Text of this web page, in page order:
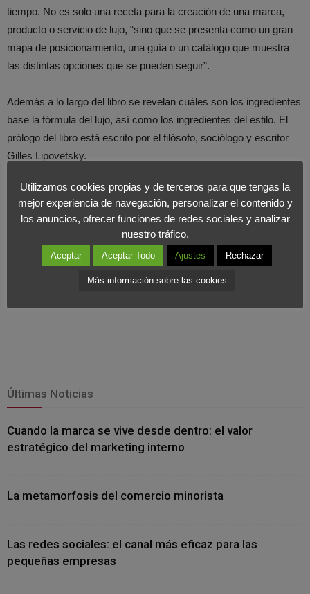
tiempo. No es solo una receta para la creación de una marca,
producto o servicio de lujo, “sino que se presenta como un gran
mapa de posicionamiento, una guía o un catálogo que muestra
las distintas opciones que se pueden seguir”.
Además a lo largo del libro se revelan cuáles son los ingredientes
base la fórmula del lujo, así como los ingredientes del estilo. El
prólogo del libro está escrito por el filósofo, sociólogo y escritor
Gilles Lipovetsky.
Últimas Noticias
Cuando la marca se vive desde dentro: el valor
estratégico del marketing interno
La metamorfosis del comercio minorista
Las redes sociales: el canal más eficaz para las
pequeñas empresas
Utilizamos cookies propias y de terceros para que tengas la
mejor experiencia de navegación, personalizar el contenido y
los anuncios, ofrecer funciones de redes sociales y analizar
nuestro tráfico.
Aceptar Aceptar Todo Ajustes Rechazar
Más información sobre las cookies